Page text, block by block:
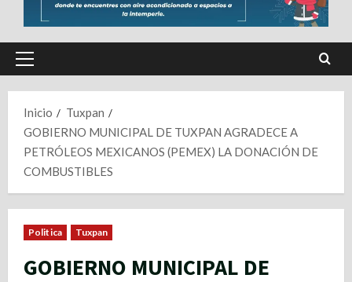
Menú
Inicio
Tuxpan
GOBIERNO MUNICIPAL DE TUXPAN AGRADECE A
PETRÓLEOS MEXICANOS (PEMEX) LA DONACIÓN DE
COMBUSTIBLES
Politica Tuxpan
GOBIERNO MUNICIPAL DE